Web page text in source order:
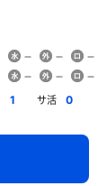
1 サ活 0